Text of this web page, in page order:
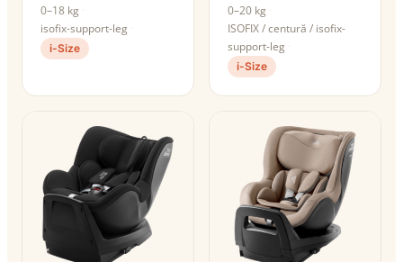
0–18 kg
isofix-support-leg
i-Size
0–20 kg
ISOFIX / centură / isofix-
support-leg
i-Size